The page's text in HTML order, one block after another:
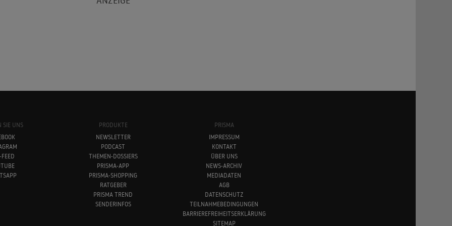
SIE UNS
FEED
PRODUKTE
NEWSLETTER
PODCAST
THEMEN-DOSSIERS
PRISMA-APP
PRISMA-SHOPPING
RATGEBER
PRISMA TREND
SENDERINFOS
PRISMA
IMPRESSUM
KONTAKT
ÜBER UNS
NEWS-ARCHIV
MEDIADATEN
AGB
DATENSCHUTZ
TEILNAHMEBEDINGUNGEN
BARRIEREFREIHEITSERKLÄRUNG
SITEMAP